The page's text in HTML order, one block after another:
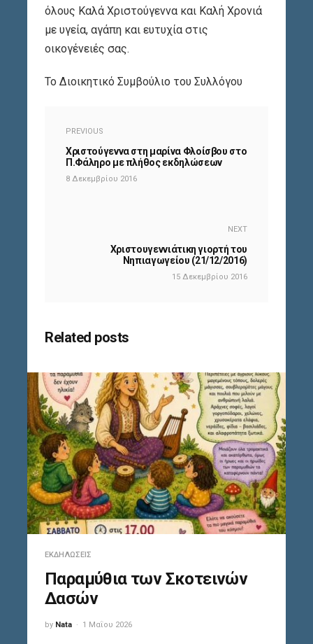
όλους Καλά Χριστούγεννα και Καλή Χρονιά
με υγεία, αγάπη και ευτυχία στις
οικογένειές σας.
Το Διοικητικό Συμβούλιο του Συλλόγου
PREVIOUS
Χριστούγεννα στη μαρίνα Φλοίσβου στο
Π.Φάληρο με πλήθος εκδηλώσεων
8 Δεκεμβρίου 2016
NEXT
Χριστουγεννιάτικη γιορτή του
Νηπιαγωγείου (21/12/2016)
15 Δεκεμβρίου 2016
Related posts
ΕΚΔΗΛΏΣΕΙΣ
Παραμύθια των Σκοτεινών
Δασών
by Nata 1 Μαΐου 2026